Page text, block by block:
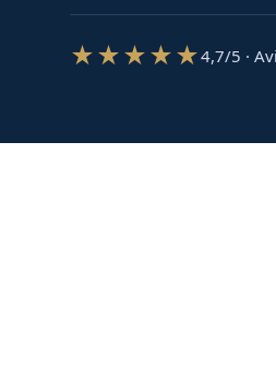
★★★★★4,7/5 ·